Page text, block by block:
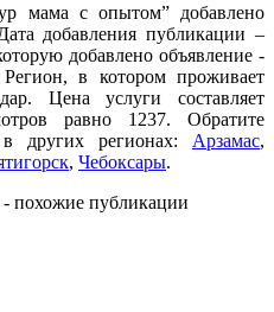
мама с опытом” добавлено
добавления публикации –
добавлено объявление -
в котором проживает
Цена услуги составляет
равно 1237. Обратите
других регионах: Арзамас,
, Чебоксары.
похожие публикации